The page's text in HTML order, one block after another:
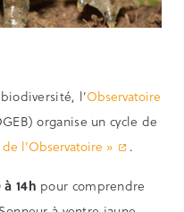
l’Observatoire
organise un cycle de
l’Observatoire » .
14h pour comprendre